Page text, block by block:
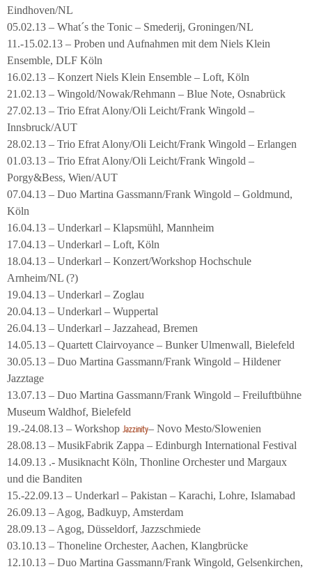
Eindhoven/NL
05.02.13 – What´s the Tonic – Smederij, Groningen/NL
11.-15.02.13 – Proben und Aufnahmen mit dem Niels Klein
Ensemble, DLF Köln
16.02.13 – Konzert Niels Klein Ensemble – Loft, Köln
21.02.13 – Wingold/Nowak/Rehmann – Blue Note, Osnabrück
27.02.13 – Trio Efrat Alony/Oli Leicht/Frank Wingold –
Innsbruck/AUT
28.02.13 – Trio Efrat Alony/Oli Leicht/Frank Wingold – Erlangen
01.03.13 – Trio Efrat Alony/Oli Leicht/Frank Wingold –
Porgy&Bess, Wien/AUT
07.04.13 – Duo Martina Gassmann/Frank Wingold – Goldmund,
Köln
16.04.13 – Underkarl – Klapsmühl, Mannheim
17.04.13 – Underkarl – Loft, Köln
18.04.13 – Underkarl – Konzert/Workshop Hochschule
Arnheim/NL (?)
19.04.13 – Underkarl – Zoglau
20.04.13 – Underkarl – Wuppertal
26.04.13 – Underkarl – Jazzahead, Bremen
14.05.13 – Quartett Clairvoyance – Bunker Ulmenwall, Bielefeld
30.05.13 – Duo Martina Gassmann/Frank Wingold – Hildener
Jazztage
13.07.13 – Duo Martina Gassmann/Frank Wingold – Freiluftbühne
Museum Waldhof, Bielefeld
19.-24.08.13 – Workshop Jazzinity– Novo Mesto/Slowenien
28.08.13 – MusikFabrik Zappa – Edinburgh International Festival
14.09.13 .- Musiknacht Köln, Thonline Orchester und Margaux
und die Banditen
15.-22.09.13 – Underkarl – Pakistan – Karachi, Lohre, Islamabad
26.09.13 – Agog, Badkuyp, Amsterdam
28.09.13 – Agog, Düsseldorf, Jazzschmiede
03.10.13 – Thoneline Orchester, Aachen, Klangbrücke
12.10.13 – Duo Martina Gassmann/Frank Wingold, Gelsenkirchen,